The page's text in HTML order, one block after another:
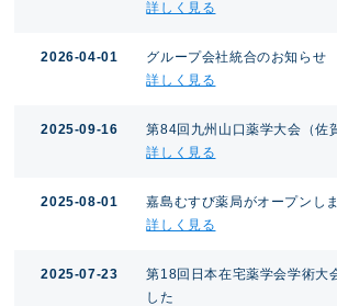
詳しく見る
2026-04-01
グループ会社統合のお知らせ
詳しく見る
2025-09-16
第84回九州山口薬学大会（佐
詳しく見る
2025-08-01
嘉島むすび薬局がオープンしま
詳しく見る
2025-07-23
第18回日本在宅薬学会学術大
した